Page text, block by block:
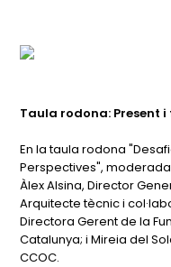
Taula rodona: Present
En la taula rodona
Perspectives",
Àlex Alsina, Director
Arquitecte tècnic i
Directora Gerent de la
Catalunya; i Mireia del
CCOC.